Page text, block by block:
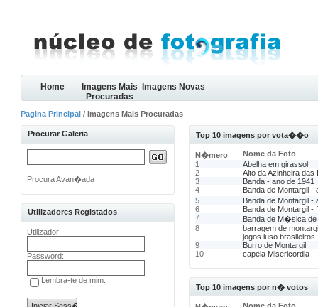
Home
Imagens Mais
Procuradas
Imagens Novas
Pagina Principal / Imagens Mais Procuradas
Procurar Galeria
Procura Avan�ada
Utilizadores Registados
Utilizador:
Password:
Lembra-te de mim.
Top 10 imagens por vota��o
N�mero
Nome da Foto
1
Abelha em girassol
2
Alto da Azinheira das
3
Banda - ano de 1941
4
Banda de Montargil -
5
Banda de Montargil -
6
Banda de Montargil -
7
Banda de M�sica de
8
barragem de
jogos luso brasileiros
9
Burro de Montargil
10
capela Misericordia
Top 10 imagens por n� votos